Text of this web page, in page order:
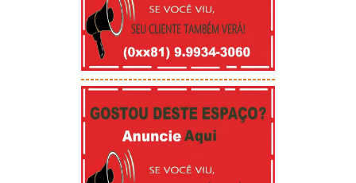
-----------------------------------------